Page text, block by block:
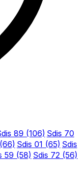
89 (106) Sdis 70
(66) Sdis 01 (65) Sdis
59 (58) Sdis 72 (56)